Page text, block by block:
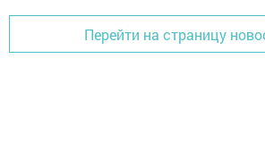
Перейти на страницу